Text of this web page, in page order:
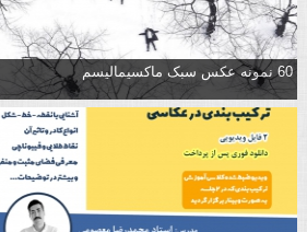
60 نمونه عکس سبک ماکسیمالیسم